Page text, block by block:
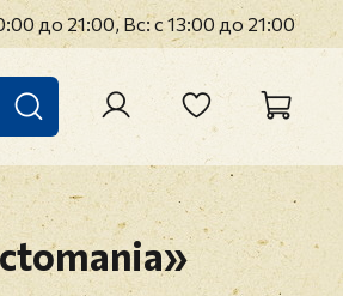
до 21:00, Вс: с 13:00 до 21:00